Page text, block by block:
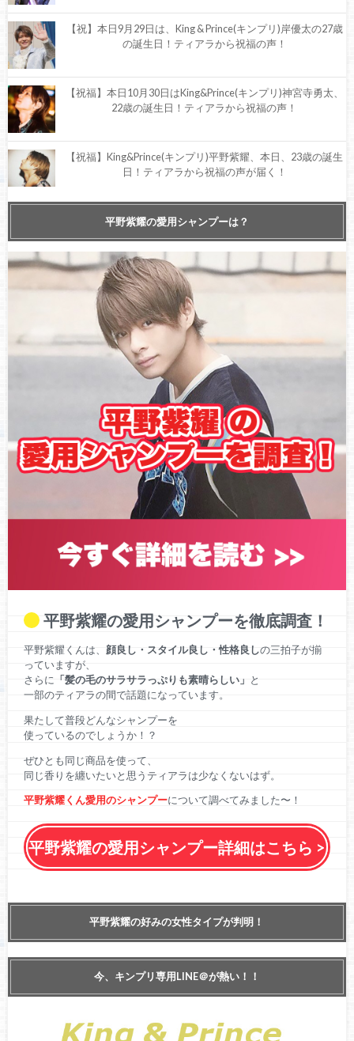
【祝】本日9月29日は、King & Prince(キンプリ)岸優太の27歳
の誕生日！ティアラから祝福の声！
【祝福】本日10月30日はKing&Prince(キンプリ)神宮寺勇太、
22歳の誕生日！ティアラから祝福の声！
【祝福】King&Prince(キンプリ)平野紫耀、本日、23歳の誕生
日！ティアラから祝福の声が届く！
【岸優太】出演映画『ニセコイ』あらすじ、キャスト、ロケ
地など徹底調査！
【祝】King&Prince(キンプリ)岸優太、毎週木曜放送『VS魂』
レギュラー決定！通常初回放送は明日夜19時から！【徹底調
査】
【祝福】King&Prince(キンプリ)岸優太&神宮寺勇太のWゆう
たで『ドリームボーイズ』上演決定！【徹底調査】
【予約情報まとめ】King&Prince(キンプリ)の肉体美が大好
評！雑誌の表紙に大抜擢！
平野紫耀の愛用シャンプーは？
平野紫耀の愛用シャンプーを徹底調査！
平野紫耀くんは、 顔良し・スタイル良し・性格良しの三拍子が揃
っていますが、
さらに 「髪の毛のサラサラっぷりも素晴らしい」 と
一部のティアラの間で話題になっています。
果たして普段どんなシャンプーを
使っているのでしょうか！？
ぜひとも同じ商品を使って、
同じ香りを纏いたいと思うティアラは少なくないはず。
平野紫耀くん愛用のシャンプーについて調べてみました〜！
平野紫耀の愛用シャンプー詳細はこちら >
平野紫耀の好みの女性タイプが判明！
今、キンプリ専用LINE＠が熱い！！